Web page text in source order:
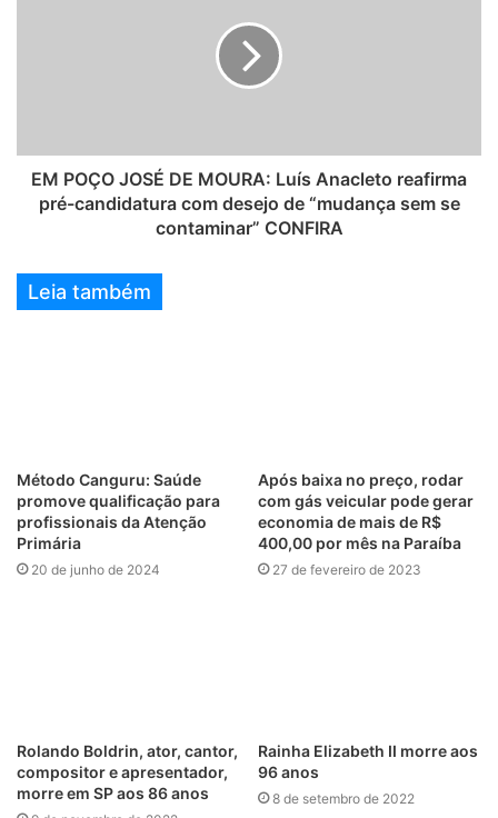
EM POÇO JOSÉ DE MOURA: Luís Anacleto reafirma
pré-candidatura com desejo de “mudança sem se
contaminar” CONFIRA
Leia também
Método Canguru: Saúde
promove qualificação para
profissionais da Atenção
Primária
20 de junho de 2024
Após baixa no preço, rodar
com gás veicular pode gerar
economia de mais de R$
400,00 por mês na Paraíba
27 de fevereiro de 2023
Rolando Boldrin, ator, cantor,
compositor e apresentador,
morre em SP aos 86 anos
Rainha Elizabeth II morre aos
96 anos
8 de setembro de 2022